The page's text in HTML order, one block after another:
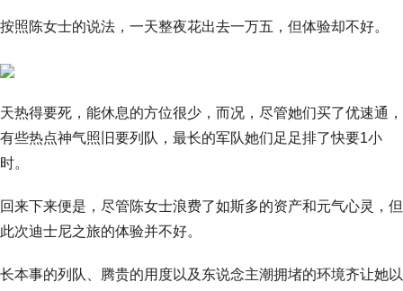
按照陈女士的说法，一天整夜花出去一万五，但体验却不好。
天热得要死，能休息的方位很少，而况，尽管她们买了优速通，
有些热点神气照旧要列队，最长的军队她们足足排了快要1小
时。
回来下来便是，尽管陈女士浪费了如斯多的资产和元气心灵，但
此次迪士尼之旅的体验并不好。
长本事的列队、腾贵的用度以及东说念主潮拥堵的环境齐让她以